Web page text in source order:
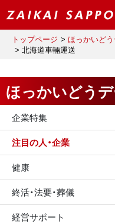
トップページ ほっかいど
北海道車輛運送
ほっかいどう
企業特集
注目の人・企業
健康
終活・法要・葬儀
経営サポート